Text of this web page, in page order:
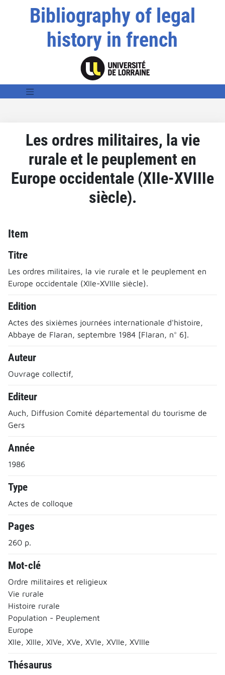
Bibliography of legal
history in french
Les ordres militaires, la vie
rurale et le peuplement en
Europe occidentale (XIIe-XVIIIe
siècle).
Item
Titre
Les ordres militaires, la vie rurale et le peuplement en
Europe occidentale (XIIe-XVIIIe siècle).
Edition
Actes des sixièmes journées internationale d'histoire,
Abbaye de Flaran, septembre 1984 [Flaran, n° 6].
Auteur
Ouvrage collectif,
Editeur
Auch, Diffusion Comité départemental du tourisme de
Gers
Année
1986
Type
Actes de colloque
Pages
260 p.
Mot-clé
Ordre militaires et religieux
Vie rurale
Histoire rurale
Population - Peuplement
Europe
XIIe, XIIIe, XIVe, XVe, XVIe, XVIIe, XVIIIe
Thésaurus